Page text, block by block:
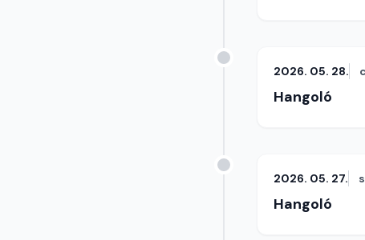
2026. 05. 28.
Hangoló
2026. 05. 27.
Hangoló